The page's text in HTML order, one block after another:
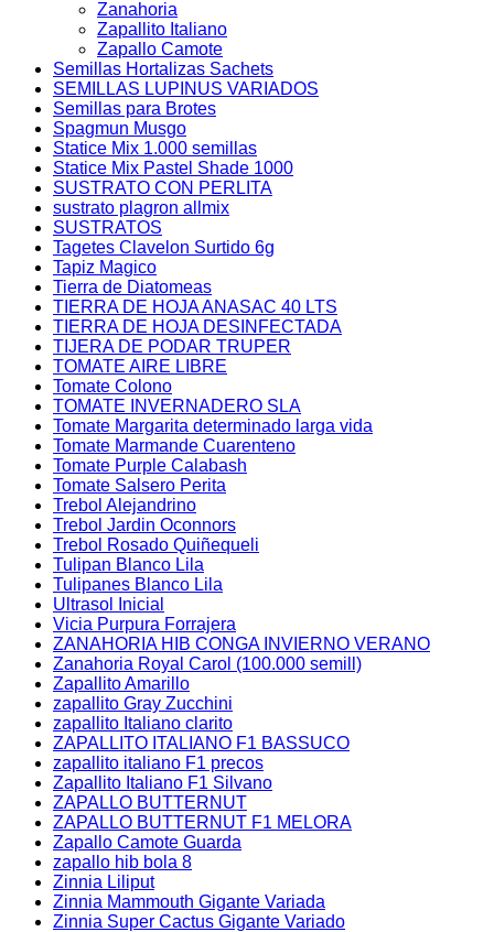
Zanahoria
Zapallito Italiano
Zapallo Camote
Semillas Hortalizas Sachets
SEMILLAS LUPINUS VARIADOS
Semillas para Brotes
Spagmun Musgo
Statice Mix 1.000 semillas
Statice Mix Pastel Shade 1000
SUSTRATO CON PERLITA
sustrato plagron allmix
SUSTRATOS
Tagetes Clavelon Surtido 6g
Tapiz Magico
Tierra de Diatomeas
TIERRA DE HOJA ANASAC 40 LTS
TIERRA DE HOJA DESINFECTADA
TIJERA DE PODAR TRUPER
TOMATE AIRE LIBRE
Tomate Colono
TOMATE INVERNADERO SLA
Tomate Margarita determinado larga vida
Tomate Marmande Cuarenteno
Tomate Purple Calabash
Tomate Salsero Perita
Trebol Alejandrino
Trebol Jardin Oconnors
Trebol Rosado Quiñequeli
Tulipan Blanco Lila
Tulipanes Blanco Lila
Ultrasol Inicial
Vicia Purpura Forrajera
ZANAHORIA HIB CONGA INVIERNO VERANO
Zanahoria Royal Carol (100.000 semill)
Zapallito Amarillo
zapallito Gray Zucchini
zapallito Italiano clarito
ZAPALLITO ITALIANO F1 BASSUCO
zapallito italiano F1 precos
Zapallito Italiano F1 Silvano
ZAPALLO BUTTERNUT
ZAPALLO BUTTERNUT F1 MELORA
Zapallo Camote Guarda
zapallo hib bola 8
Zinnia Liliput
Zinnia Mammouth Gigante Variada
Zinnia Super Cactus Gigante Variado